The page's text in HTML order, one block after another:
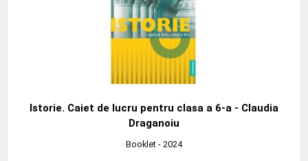
Istorie. Caiet de lucru pentru clasa a 6-a - Claudia
Draganoiu
Booklet - 2024